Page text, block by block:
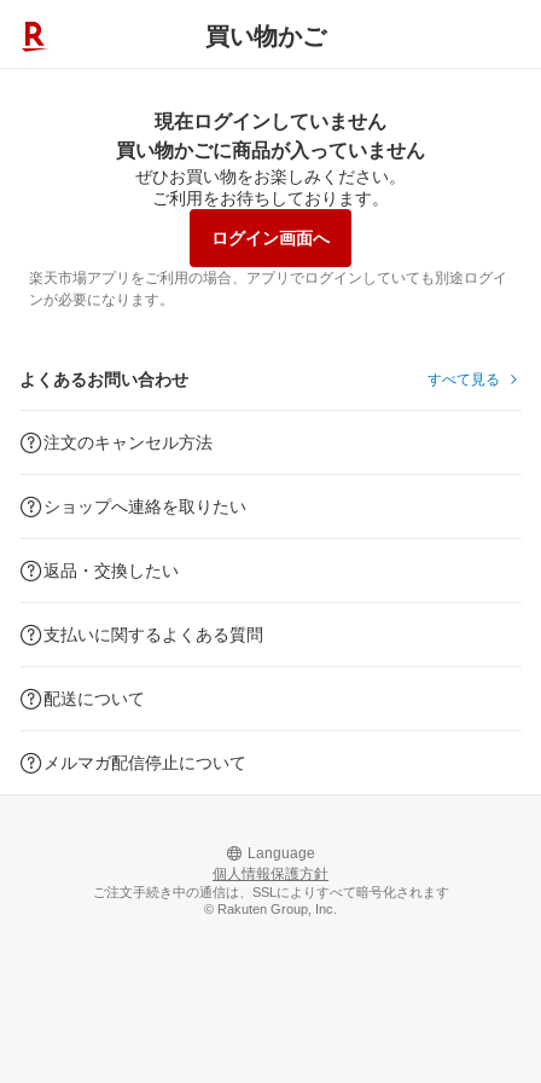
買い物かご
現在ログインしていません
買い物かごに商品が入っていません
ぜひお買い物をお楽しみください。
ご利用をお待ちしております。
ログイン画面へ
楽天市場アプリをご利用の場合、アプリでログインしていても別途ログイ
ンが必要になります。
よくあるお問い合わせ すべて見る
注文のキャンセル方法
ショップへ連絡を取りたい
返品・交換したい
支払いに関するよくある質問
配送について
メルマガ配信停止について
Language
個人情報保護方針
ご注文手続き中の通信は、SSLによりすべて暗号化されます
© Rakuten Group, Inc.